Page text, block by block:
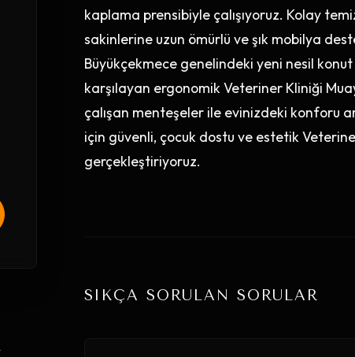
kaplama prensibiyle çalışıyoruz. Kolay
sakinlerine uzun ömürlü ve şık mobilya
Büyükçekmece genelindeki yeni nesil
karşılayan ergonomik Veteriner Kliniği
çalışan menteşeler ile evinizdeki konforu
için güvenli, çocuk dostu ve estetik
gerçekleştiriyoruz.
SIKÇA SORULAN SORULAR